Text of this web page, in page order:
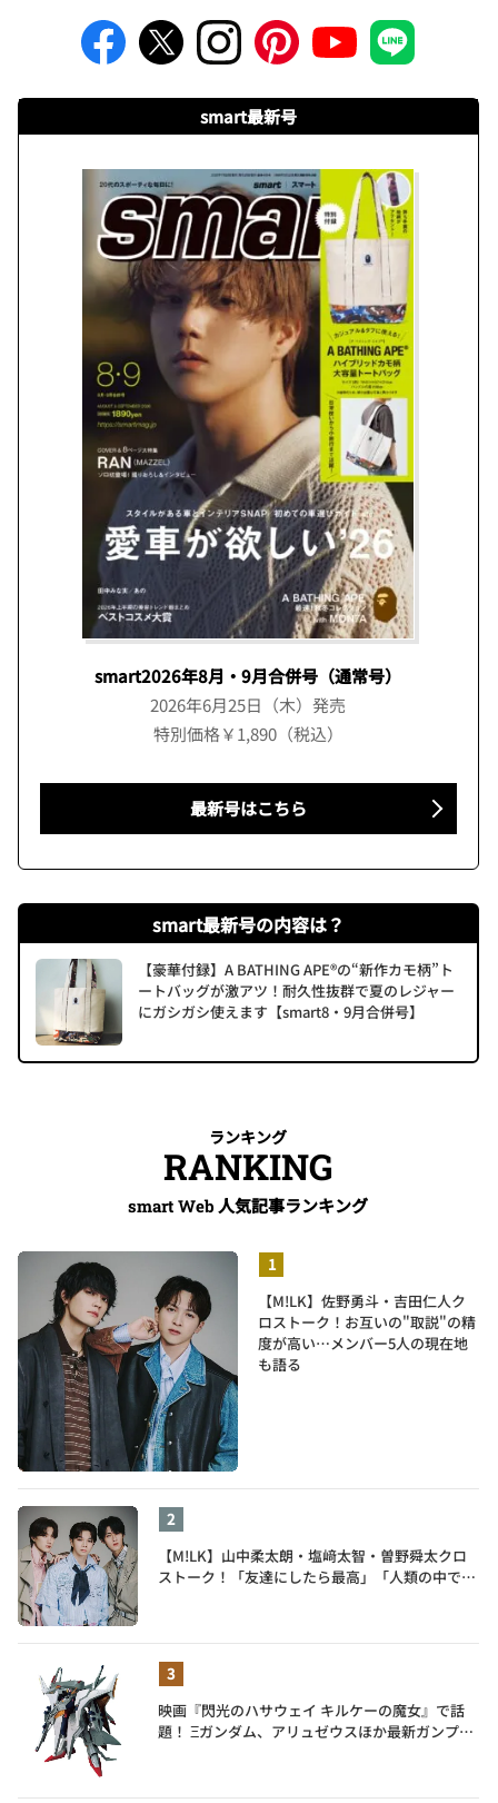
smart最新号
smart2026年8月・9月合併号（通常号）
2026年6月25日（木）発売
特別価格￥1,890（税込）
最新号はこちら
smart最新号の内容は？
【豪華付録】A BATHING APE®の“新作カモ柄”ト
ートバッグが激アツ！耐久性抜群で夏のレジャー
にガシガシ使えます【smart8・9月合併号】
ランキング
RANKING
smart Web 人気記事ランキング
【M!LK】佐野勇斗・吉田仁人ク
ロストーク！お互いの"取説"の精
度が高い…メンバー5人の現在地
も語る
【M!LK】山中柔太朗・塩﨑太智・曽野舜太クロ
ストーク！「友達にしたら最高」「人類の中で桁
映画『閃光のハサウェイ キルケーの魔女』で話
題！ Ξガンダム、アリュゼウスほか最新ガンプラ